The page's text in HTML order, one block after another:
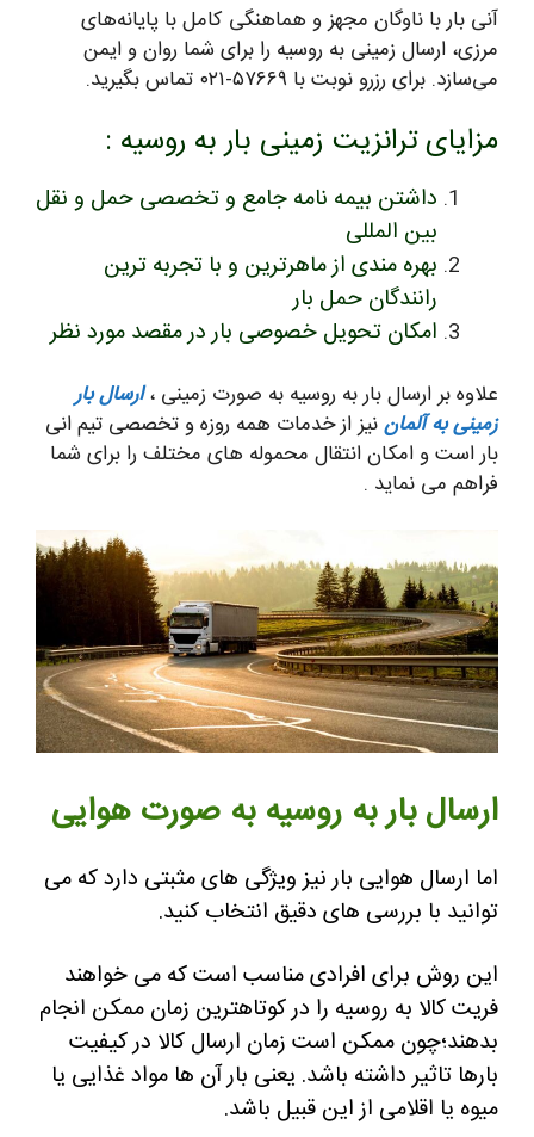
آنی بار با ناوگان مجهز و هماهنگی کامل با پایانه‌های
مرزی، ارسال زمینی به روسیه را برای شما روان و ایمن
می‌سازد. برای رزرو نوبت با ۵۷۶۶۹-۰۲۱ تماس بگیرید.
مزایای ترانزیت زمینی بار به روسیه :
داشتن بیمه نامه جامع و تخصصی حمل و نقل
بین المللی
بهره مندی از ماهرترین و با تجربه ترین
رانندگان حمل بار
امکان تحویل خصوصی بار در مقصد مورد نظر
علاوه بر ارسال بار به روسیه به صورت زمینی ،ارسال بار
زمینی به آلماننیز از خدمات همه روزه و تخصصی تیم انی
بار است و امکان انتقال محموله های مختلف را برای شما
فراهم می نماید .
ارسال بار به روسیه به صورت هوایی
اما ارسال هوایی بار نیز ویژگی های مثبتی دارد که می
توانید با بررسی های دقیق انتخاب کنید.
این روش برای افرادی مناسب است که می خواهند
فریت کالا به روسیه را در کوتاهترین زمان ممکن انجام
بدهند؛چون ممکن است زمان ارسال کالا در کیفیت
بارها تاثیر داشته باشد. یعنی بار آن ها مواد غذایی یا
میوه یا اقلامی از این قبیل باشد.